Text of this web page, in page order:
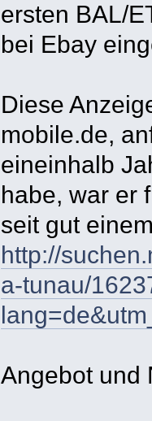
ersten BAL/
bei Ebay
Diese
mobile.de,
eineinhalb
habe, war er
seit gut
http://
a-tunau/
Angebot und